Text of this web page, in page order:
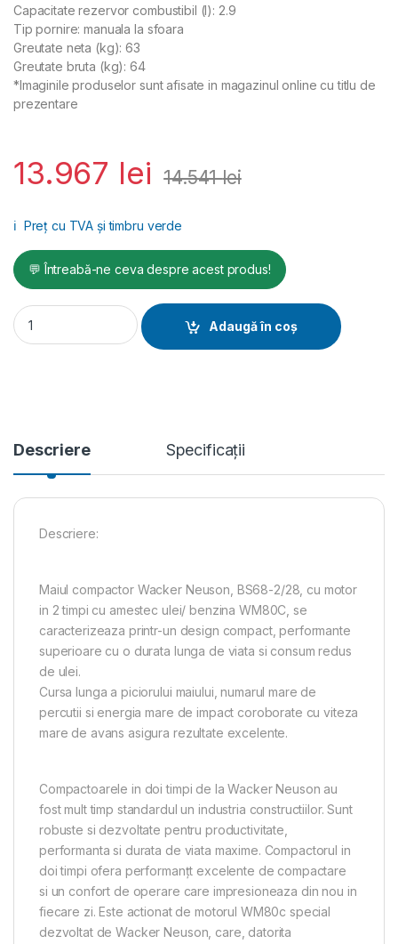
Capacitate rezervor combustibil (l): 2.9
Tip pornire: manuala la sfoara
Greutate neta (kg): 63
Greutate bruta (kg): 64
*Imaginile produselor sunt afisate in magazinul online cu titlu de
prezentare
13.967 lei 14.541lei
ℹ️ Preț cu TVA și timbru verde
💬 Întreabă-ne ceva despre acest produs!
Mai compactor Wacker Neuson, BS68-2/28, 64 kg, forta de
Adaugă în coș
Descriere Specificații
Descriere:
Maiul compactor Wacker Neuson, BS68-2/28, cu motor
in 2 timpi cu amestec ulei/ benzina WM80C, se
caracterizeaza printr-un design compact, performante
superioare cu o durata lunga de viata si consum redus
de ulei.
Cursa lunga a piciorului maiului, numarul mare de
percutii si energia mare de impact coroborate cu viteza
mare de avans asigura rezultate excelente.
Compactoarele in doi timpi de la Wacker Neuson au
fost mult timp standardul un industria constructiilor. Sunt
robuste si dezvoltate pentru productivitate,
performanta si durata de viata maxime. Compactorul in
doi timpi ofera performanțt excelente de compactare
si un confort de operare care impresioneaza din nou in
fiecare zi. Este actionat de motorul WM80c special
dezvoltat de Wacker Neuson, care, datorita